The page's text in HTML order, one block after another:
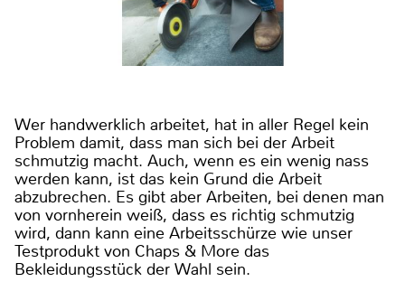
Wer handwerklich arbeitet, hat in aller Regel kein
Problem damit, dass man sich bei der Arbeit
schmutzig macht. Auch, wenn es ein wenig nass
werden kann, ist das kein Grund die Arbeit
abzubrechen. Es gibt aber Arbeiten, bei denen man
von vornherein weiß, dass es richtig schmutzig
wird, dann kann eine Arbeitsschürze wie unser
Testprodukt von Chaps & More das
Bekleidungsstück der Wahl sein.